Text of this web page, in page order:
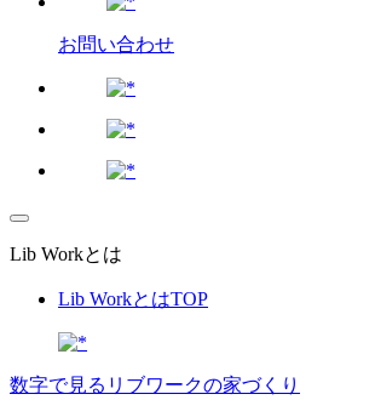
お問い合わせ
Lib Workとは
Lib WorkとはTOP
数字で⾒るリブワークの家づくり